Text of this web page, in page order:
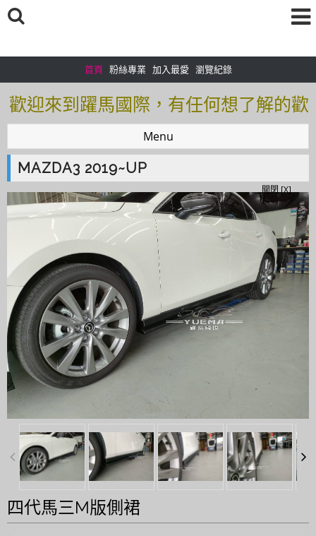
首頁 粉絲專業 加入最愛 瀏覽紀錄
歡迎來到躍馬國際，有任何想了解的歡
迎加入＠官方帳號：＠tof5459i 聯繫電
話0925166083
歡迎來到躍馬國際，有任何想了解的歡
迎加入＠官方帳號：＠tof5459i 聯繫電
話0925166083
Menu
MAZDA3 2019~UP
四代馬三M版側裙
關閉 [X]